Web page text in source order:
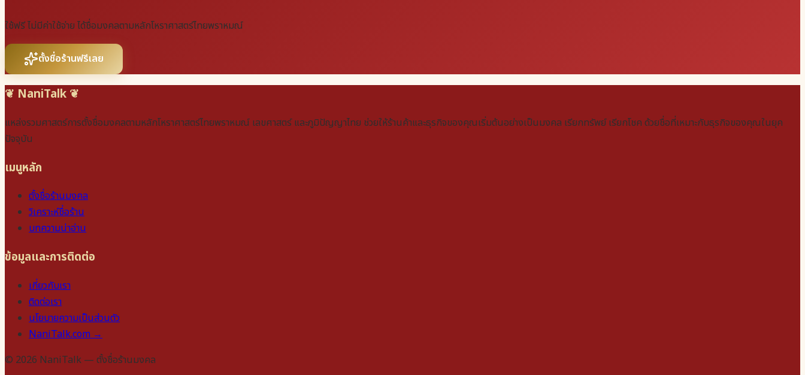
ใช้ฟรี ไม่มีค่าใช้จ่าย ได้ชื่อมงคลตามหลักโหราศาสตร์ไทยพราหมณ์
ตั้งชื่อร้านฟรีเลย
❦ NaniTalk ❦
แหล่งรวมศาสตร์การตั้งชื่อมงคลตามหลักโหราศาสตร์ไทยพราหมณ์ เลขศาสตร์ และภูมิปัญญาไทย ช่วยให้ร้านค้าและธุรกิจของคุณเริ่มต้นอย่างเป็นมงคล เรียกทรัพย์ เรียกโชค ด้วยชื่อที่เหมาะกับธุรกิจของคุณในยุค
ปัจจุบัน
เมนูหลัก
ตั้งชื่อร้านมงคล
วิเคราะห์ชื่อร้าน
บทความน่าอ่าน
ข้อมูลและการติดต่อ
เกี่ยวกับเรา
ติดต่อเรา
นโยบายความเป็นส่วนตัว
NaniTalk.com →
© 2026 NaniTalk — ตั้งชื่อร้านมงคล